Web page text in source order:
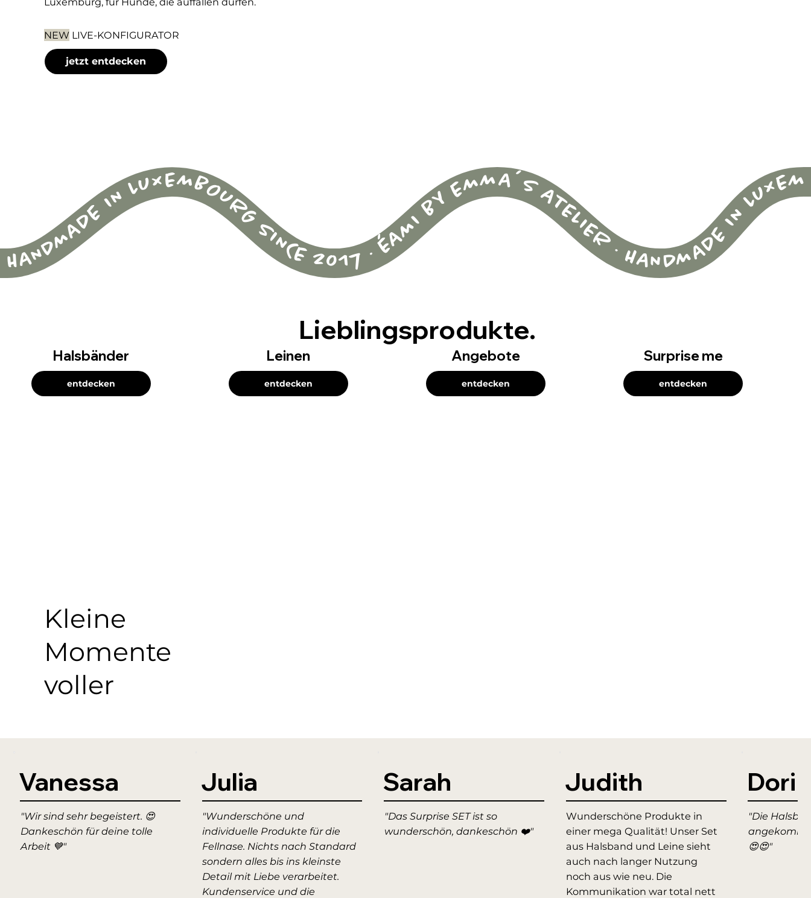
NEW LIVE-KONFIGURATOR
jetzt entdecken
HANDMADE IN LUXEMBOURG SINCE 2017 · ÉAMI BY EMMA´S ATELIER·HANDMADE IN LUXEMBOURG SINCE 2017 · ÉAMI BY EMMA´S ATELIER · HANDMADE IN LUXEMBOURG SINCE 2017 · ÉAMI BY EMMA´S ATELIER · HANDMADE IN LUXEMBOURG SINCE 2017 · ÉAMI BY EMMA´S ATELIER · HANDMADE IN LUXEMBOURG SINCE 2017 · ÉAMI BY EMMA´S ATELIER · HANDMADE IN LUXEMBOURG SINCE 2017 · ÉAMI BY EMMA´S ATELIER · HANDMADE IN LUXEMBOURG SINCE 2017 · ÉAMI BY EMMA´S ATELIER · HANDMADE IN LUXEMBOURG SINCE 2017 · ÉAMI BY EMMA´S ATELIER · HANDMADE IN LUXEMBOURG SINCE 2017 · ÉAMI BY EMMA´S ATELIER · HANDMADE IN LUXEMBOURG SINCE 2017 · ÉAMI BY EMMA´S ATELIER ·
Lieblingsprodukte.
Halsbänder
entdecken
Leinen
entdecken
Angebote
entdecken
Surprise me
entdecken
Kleine
Momente
voller
Vanessa
"Wir sind sehr begeistert. 😍
Dankeschön für deine tolle
Arbeit 💙"
Julia
"Wunderschöne und
individuelle Produkte für die
Fellnase. Nichts nach Standard
sondern alles bis ins kleinste
Detail mit Liebe verarbeitet.
Kundenservice und die
Sarah
"Das Surprise SET ist so
wunderschön, dankeschön ❤️"
Judith
Wunderschöne Produkte in
einer mega Qualität! Unser Set
aus Halsband und Leine sieht
auch nach langer Nutzung
noch aus wie neu. Die
Kommunikation war total nett
Dori
"Die
😍😍"